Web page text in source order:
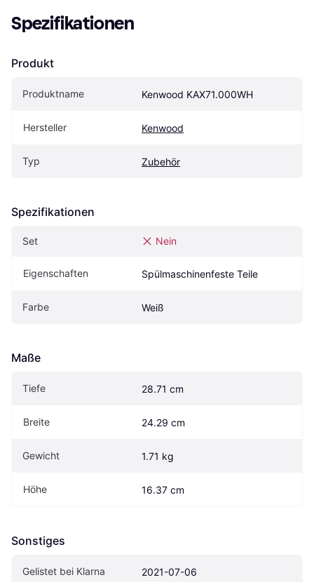
Spezifikationen
Produkt
Produktname Kenwood KAX71.000WH
Hersteller Kenwood
Typ Zubehör
Spezifikationen
Set Nein
Eigenschaften Spülmaschinenfeste Teile
Farbe Weiß
Maße
Tiefe 28.71 cm
Breite 24.29 cm
Gewicht 1.71 kg
Höhe 16.37 cm
Sonstiges
Gelistet bei Klarna 2021-07-06